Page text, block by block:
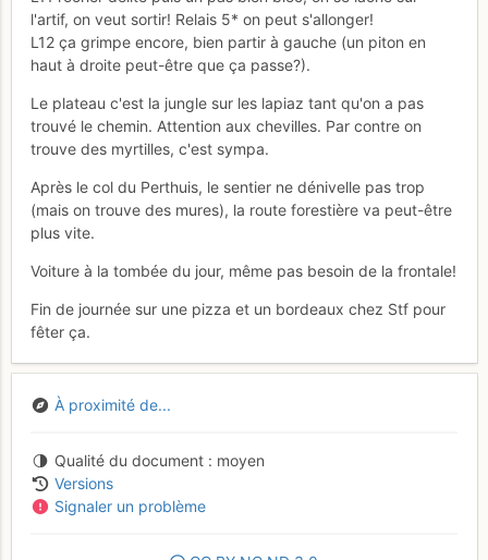
l'artif, on veut sortir! Relais 5* on peut s'allonger!
L12 ça grimpe encore, bien partir à gauche (un piton en
haut à droite peut-être que ça passe?).
Le plateau c'est la jungle sur les lapiaz tant qu'on a pas
trouvé le chemin. Attention aux chevilles. Par contre on
trouve des myrtilles, c'est sympa.
Après le col du Perthuis, le sentier ne dénivelle pas trop
(mais on trouve des mures), la route forestière va peut-être
plus vite.
Voiture à la tombée du jour, même pas besoin de la frontale!
Fin de journée sur une pizza et un bordeaux chez Stf pour
fêter ça.
À proximité de...
Qualité du document
moyen
Versions
Signaler un problème